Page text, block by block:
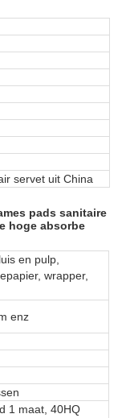
servet uit China
pads sanitaire
hoge absorbe
en pulp,
wrapper,
enz
1 maat, 40HQ